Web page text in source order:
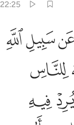
22:25
الذي جعلناه
ٱلْحَرَامِ ٱلَّذِى
ﱐﱑ
ﱖ
ﱝﱞ